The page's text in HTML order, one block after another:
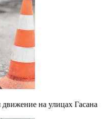
на улицах Гасана